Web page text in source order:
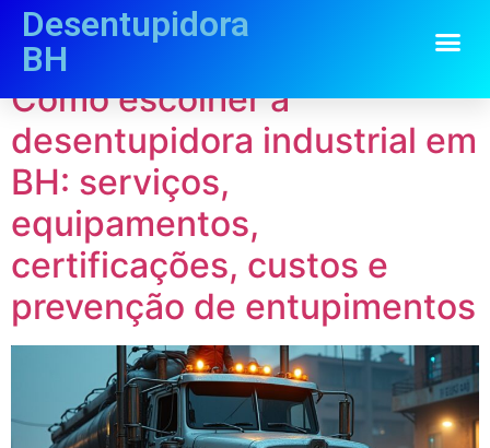
Desentupidora
BH
Categoria: “Gestão”
Como escolher a
desentupidora industrial em
BH: serviços,
equipamentos,
certificações, custos e
prevenção de entupimentos